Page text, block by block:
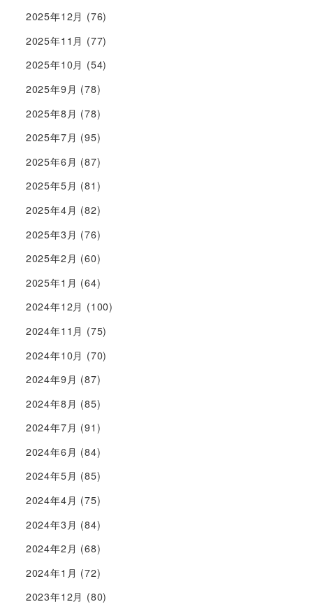
2025年12月 (76)
2025年11月 (77)
2025年10月 (54)
2025年9月 (78)
2025年8月 (78)
2025年7月 (95)
2025年6月 (87)
2025年5月 (81)
2025年4月 (82)
2025年3月 (76)
2025年2月 (60)
2025年1月 (64)
2024年12月 (100)
2024年11月 (75)
2024年10月 (70)
2024年9月 (87)
2024年8月 (85)
2024年7月 (91)
2024年6月 (84)
2024年5月 (85)
2024年4月 (75)
2024年3月 (84)
2024年2月 (68)
2024年1月 (72)
2023年12月 (80)